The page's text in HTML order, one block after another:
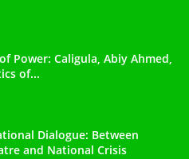
Power: Caligula, Abiy Ahmed,
of...
Dialogue: Between
and National Crisis